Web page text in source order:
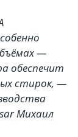
—
обеспечит
стирок, —
Михаил